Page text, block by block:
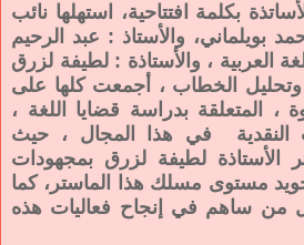
بكلمة افتتاحية، استهلها نائب
بويلماني، والأستاذ : عبد الرحيم
العربية ، والأستاذة : لطيفة لزرق
وتحليل الخطاب ، أجمعت كلها على
، المتعلقة بدراسة قضايا اللغة ،
النقدية في هذا المجال ، حيث
الأستاذة لطيفة لزرق بمجهودات
مستوى مسلك هذا الماستر، كما
من ساهم في إنجاح فعاليات هذه